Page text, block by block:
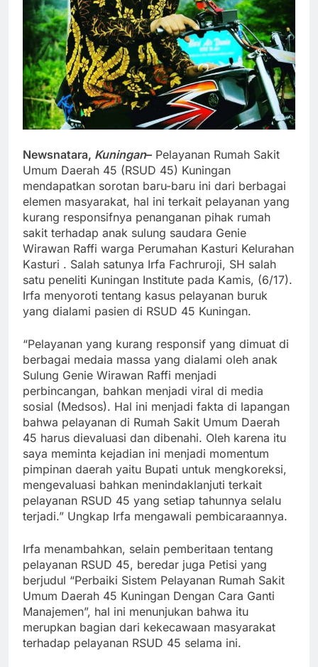
Newsnatara, Kuningan– Pelayanan Rumah Sakit
Umum Daerah 45 (RSUD 45) Kuningan
mendapatkan sorotan baru-baru ini dari berbagai
elemen masyarakat, hal ini terkait pelayanan yang
kurang responsifnya penanganan pihak rumah
sakit terhadap anak sulung saudara Genie
Wirawan Raffi warga Perumahan Kasturi Kelurahan
Kasturi . Salah satunya Irfa Fachruroji, SH salah
satu peneliti Kuningan Institute pada Kamis, (6/17).
Irfa menyoroti tentang kasus pelayanan buruk
yang dialami pasien di RSUD 45 Kuningan.
“Pelayanan yang kurang responsif yang dimuat di
berbagai medaia massa yang dialami oleh anak
Sulung Genie Wirawan Raffi menjadi
perbincangan, bahkan menjadi viral di media
sosial (Medsos). Hal ini menjadi fakta di lapangan
bahwa pelayanan di Rumah Sakit Umum Daerah
45 harus dievaluasi dan dibenahi. Oleh karena itu
saya meminta kejadian ini menjadi momentum
pimpinan daerah yaitu Bupati untuk mengkoreksi,
mengevaluasi bahkan menindaklanjuti terkait
pelayanan RSUD 45 yang setiap tahunnya selalu
terjadi.” Ungkap Irfa mengawali pembicaraannya.
Irfa menambahkan, selain pemberitaan tentang
pelayanan RSUD 45, beredar juga Petisi yang
berjudul “Perbaiki Sistem Pelayanan Rumah Sakit
Umum Daerah 45 Kuningan Dengan Cara Ganti
Manajemen”, hal ini menunjukan bahwa itu
merupkan bagian dari kekecawaan masyarakat
terhadap pelayanan RSUD 45 selama ini.